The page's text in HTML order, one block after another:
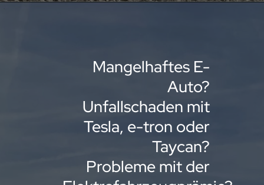
Mangelhaftes E-
Auto?
Unfallschaden mit
Tesla, e-tron oder
Taycan?
Probleme mit der